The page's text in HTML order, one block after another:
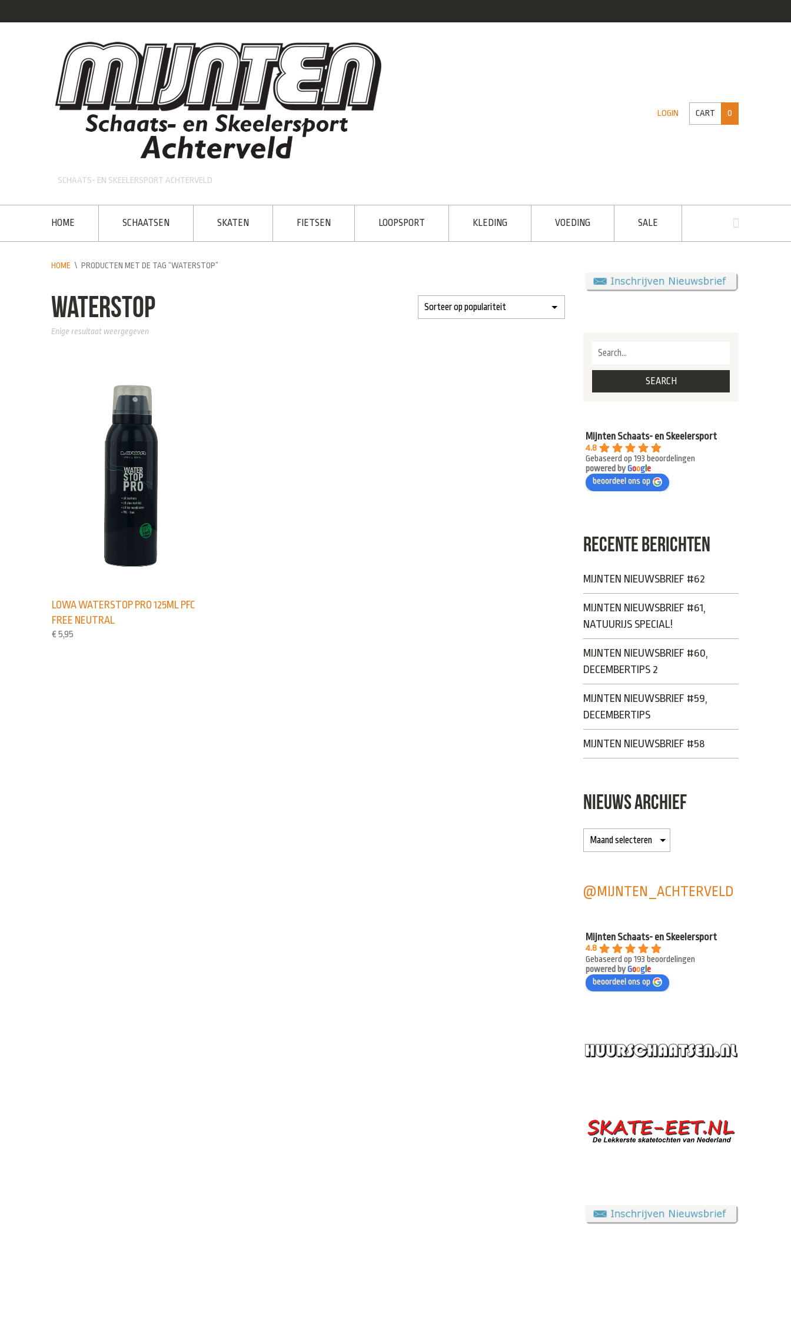
SCHAATS- EN SKEELERSPORT ACHTERVELD
LOGIN CART 0
HOME SCHAATSEN SKATEN FIETSEN LOOPSPORT KLEDING VOEDING SALE
HOME \ PRODUCTEN MET DE TAG “WATERSTOP”
waterstop
Enige resultaat weergegeven
LOWA WATERSTOP PRO 125ML PFC
FREE NEUTRAL
€ 5,95
Mijnten Schaats- en Skeelersport
4.8
Gebaseerd op 193 beoordelingen
powered byGoogle
beoordeel ons op
RECENTE BERICHTEN
MIJNTEN NIEUWSBRIEF #62
MIJNTEN NIEUWSBRIEF #61,
NATUURIJS SPECIAL!
MIJNTEN NIEUWSBRIEF #60,
DECEMBERTIPS 2
MIJNTEN NIEUWSBRIEF #59,
DECEMBERTIPS
MIJNTEN NIEUWSBRIEF #58
NIEUWS ARCHIEF
@MIJNTEN_ACHTERVELD
Mijnten Schaats- en Skeelersport
4.8
Gebaseerd op 193 beoordelingen
powered byGoogle
beoordeel ons op